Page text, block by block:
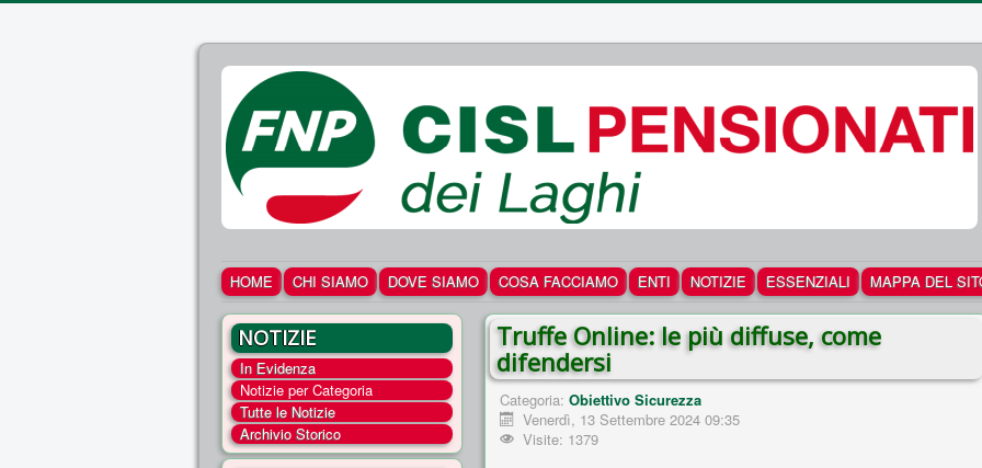
HOME CHI SIAMO DOVE SIAMO COSA FACCIAMO ENTI NOTIZIE ESSENZIALI MAPPA DEL
NOTIZIE
In Evidenza
Notizie per Categoria
Tutte le Notizie
Archivio Storico
Truffe Online: le più diffuse, come
difendersi
Categoria: Obiettivo Sicurezza
Venerdì, 13 Settembre 2024 09:35
Visite: 1379